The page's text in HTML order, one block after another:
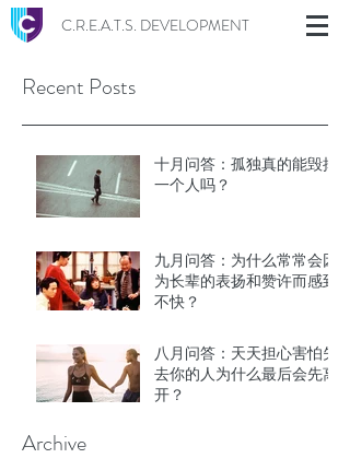
C.R.E.A.T.S. DEVELOPMENT
Recent Posts
十月问答：孤独真的能毁掉
一个人吗？
九月问答：为什么常常会因
为长辈的表扬和赞许而感到
不快？
八月问答：天天担心害怕失
去你的人为什么最后会先离
开？
Archive